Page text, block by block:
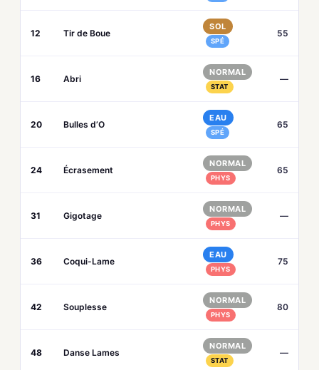
12 Tir de Boue
SOL
SPÉ
55
16 Abri
NORMAL
STAT
—
20 Bulles d’O
EAU
SPÉ
65
24 Écrasement
NORMAL
PHYS
65
31 Gigotage
NORMAL
PHYS
—
36 Coqui-Lame
EAU
PHYS
75
42 Souplesse
NORMAL
PHYS
80
48 Danse Lames
NORMAL
STAT
—